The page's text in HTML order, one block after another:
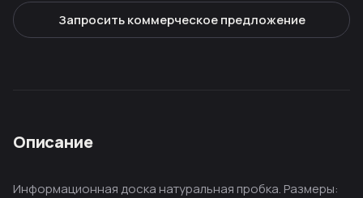
Запросить коммерческое предложение
Описание
Информационная доска натуральная пробка. Размеры: